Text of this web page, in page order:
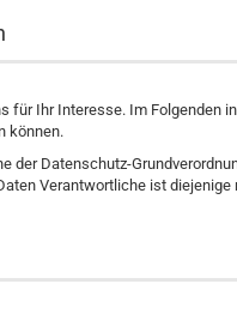
Ihr Interesse. Im
können.
Datenschutz-
Verantwortliche ist